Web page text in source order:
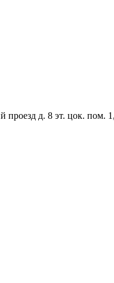
проезд д. 8 эт. цок. пом.